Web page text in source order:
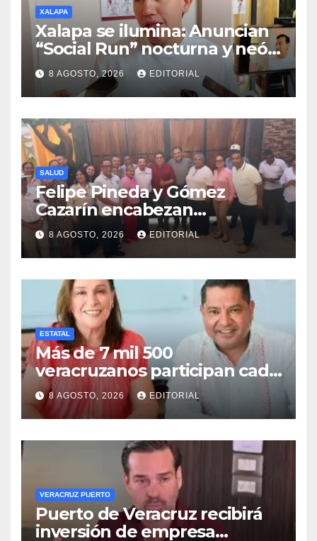
XALAPA
Xalapa se ilumina: Anuncian
“Social Run” nocturna y neón
con DJ’s este 22 de agosto
8 AGOSTO, 2026 EDITORIAL
SALUD
Felipe Pineda y Gómez
Cazarín encabezan
conformación del Comité de
Salud en Cosamaloapan
8 AGOSTO, 2026 EDITORIAL
ESTATAL
Más de 7 mil 500
veracruzanos participan cada
año en programas de
movilidad laboral: STPSP
8 AGOSTO, 2026 EDITORIAL
VERACRUZ PUERTO
Puerto de Veracruz recibirá
inversión de empresa